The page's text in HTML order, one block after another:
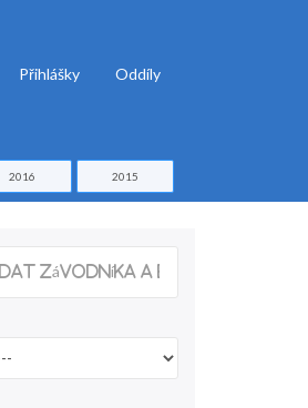
Přihlášky Oddíly
2016 2015